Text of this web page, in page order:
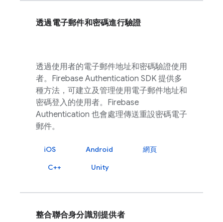
透過電子郵件和密碼進行驗證
透過使用者的電子郵件地址和密碼驗證使用
者。 Firebase Authentication SDK 提供多
種方法，可建立及管理使用電子郵件地址和
密碼登入的使用者。 Firebase
Authentication 也會處理傳送重設密碼電子
郵件。
iOS Android
網頁
C++
Unity
整合聯合身分識別提供者